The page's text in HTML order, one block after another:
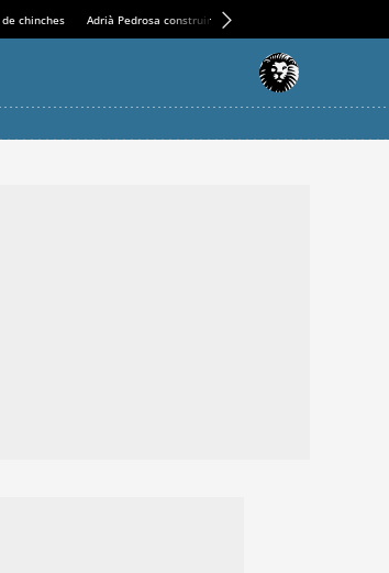
chinches Adrià Pedrosa construirá la nueva residencia en el